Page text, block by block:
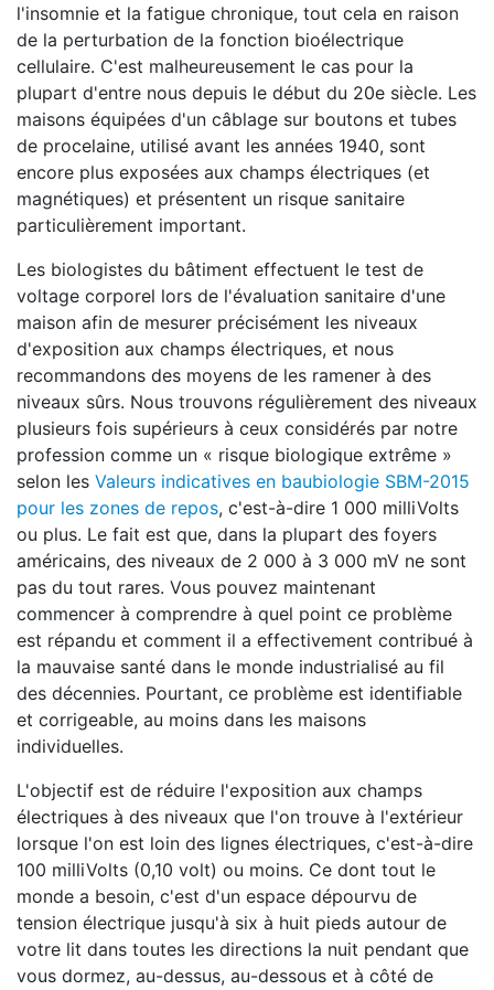
l'insomnie et la fatigue chronique, tout cela en raison
de la perturbation de la fonction bioélectrique
cellulaire. C'est malheureusement le cas pour la
plupart d'entre nous depuis le début du 20e siècle. Les
maisons équipées d'un câblage sur boutons et tubes
de procelaine, utilisé avant les années 1940, sont
encore plus exposées aux champs électriques (et
magnétiques) et présentent un risque sanitaire
particulièrement important.
Les biologistes du bâtiment effectuent le test de
voltage corporel lors de l'évaluation sanitaire d'une
maison afin de mesurer précisément les niveaux
d'exposition aux champs électriques, et nous
recommandons des moyens de les ramener à des
niveaux sûrs. Nous trouvons régulièrement des niveaux
plusieurs fois supérieurs à ceux considérés par notre
profession comme un « risque biologique extrême »
selon les Valeurs indicatives en baubiologie SBM-2015
pour les zones de repos, c'est-à-dire 1 000 milliVolts
ou plus. Le fait est que, dans la plupart des foyers
américains, des niveaux de 2 000 à 3 000 mV ne sont
pas du tout rares. Vous pouvez maintenant
commencer à comprendre à quel point ce problème
est répandu et comment il a effectivement contribué à
la mauvaise santé dans le monde industrialisé au fil
des décennies. Pourtant, ce problème est identifiable
et corrigeable, au moins dans les maisons
individuelles.
L'objectif est de réduire l'exposition aux champs
électriques à des niveaux que l'on trouve à l'extérieur
lorsque l'on est loin des lignes électriques, c'est-à-dire
100 milliVolts (0,10 volt) ou moins. Ce dont tout le
monde a besoin, c'est d'un espace dépourvu de
tension électrique jusqu'à six à huit pieds autour de
votre lit dans toutes les directions la nuit pendant que
vous dormez, au-dessus, au-dessous et à côté de